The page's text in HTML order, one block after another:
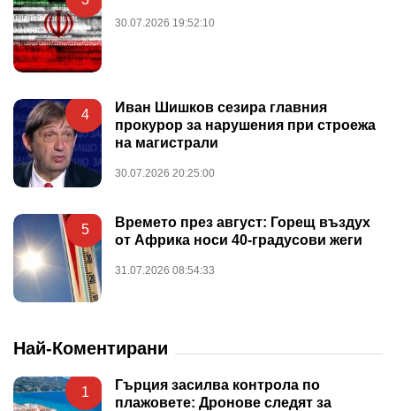
30.07.2026 19:52:10
4
Иван Шишков сезира главния
прокурор за нарушения при строежа
на магистрали
30.07.2026 20:25:00
5
Времето през август: Горещ въздух
от Африка носи 40-градусови жеги
31.07.2026 08:54:33
Най-Коментирани
1
Гърция засилва контрола по
плажовете: Дронове следят за